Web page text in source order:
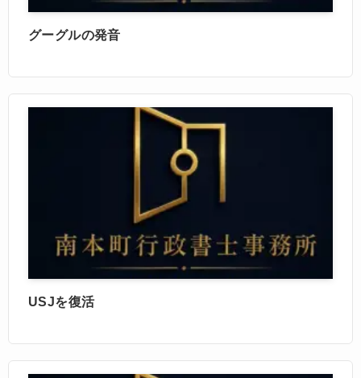
グーグルの発音
USJを復活